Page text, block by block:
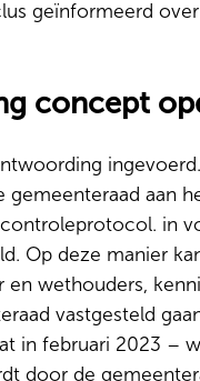
geïnformeerd
concept
aan
in
Op deze manier
wethouders,
vastgesteld
in februari 2023 –
door de